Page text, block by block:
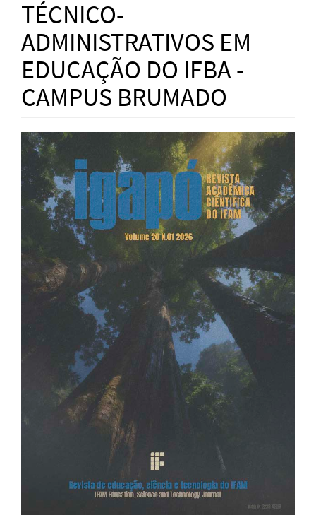
TÉCNICO-
ADMINISTRATIVOS EM
EDUCAÇÃO DO IFBA -
CAMPUS BRUMADO
Article
Sidebar